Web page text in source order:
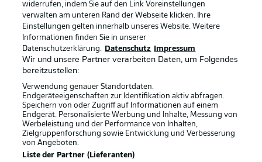
Offizielle Partner
widerrufen, indem Sie auf den Link Voreinstellungen
verwalten am unteren Rand der Webseite klicken. Ihre
Einstellungen gelten innerhalb unseres Website. Weitere
Informationen finden Sie in unserer
Datenschutzerklärung.
Datenschutz Impressum
Wir und unsere Partner verarbeiten Daten, um Folgendes
bereitzustellen:
Verwendung genauer Standortdaten.
Endgeräteeigenschaften zur Identifikation aktiv abfragen.
Speichern von oder Zugriff auf Informationen auf einem
Endgerät. Personalisierte Werbung und Inhalte, Messung von
Werbeleistung und der Performance von Inhalten,
Zielgruppenforschung sowie Entwicklung und Verbesserung
von Angeboten.
Liste der Partner (Lieferanten)